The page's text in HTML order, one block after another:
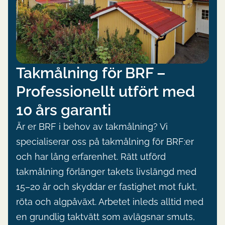
Takmålning för BRF –
Professionellt utfört med
10 års garanti
Är er BRF i behov av takmålning? Vi
specialiserar oss på takmålning för BRF:er
och har lång erfarenhet. Rätt utförd
takmålning förlänger takets livslängd med
15–20 år och skyddar er fastighet mot fukt,
röta och algpåväxt. Arbetet inleds alltid med
en grundlig taktvätt som avlägsnar smuts,